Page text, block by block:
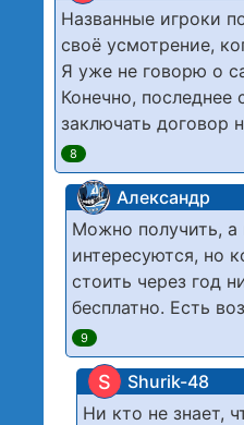
Названные игроки
своё усмотрение,
Я уже не говорю о
Конечно,
заключать договор
8
Александр
Можно получить, а
интересуются, но
стоить через год
бесплатно. Есть
9
S Shurik-48
Ни кто не знает,